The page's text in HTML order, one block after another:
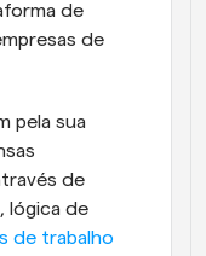
de
de
pela sua
de
lógica de
de trabalho